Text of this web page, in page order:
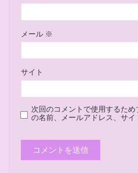
メール ※
サイト
次回のコメントで使用するため
の名前、メールアドレス、サイ